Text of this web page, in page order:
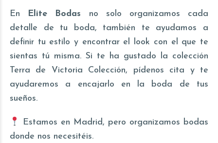
En Elite Bodas no solo organizamos cada
detalle de tu boda, también te ayudamos a
definir tu estilo y encontrar el look con el que te
sientas tú misma. Si te ha gustado la colección
Terra de Victoria Colección, pídenos cita y te
ayudaremos a encajarlo en la boda de tus
sueños.
Estamos en Madrid, pero organizamos bodas
donde nos necesitéis.